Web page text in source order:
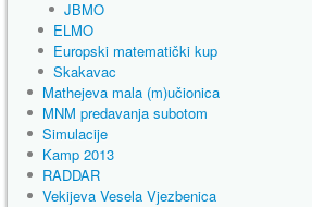
JBMO
ELMO
Europski matematički kup
Skakavac
Mathejeva mala (m)učionica
MNM predavanja subotom
Simulacije
Kamp 2013
RADDAR
Vekijeva Vesela Vjezbenica